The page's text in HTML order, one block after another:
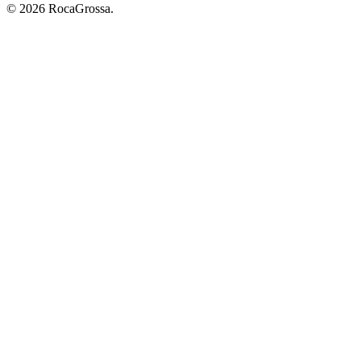
© 2026 RocaGrossa.